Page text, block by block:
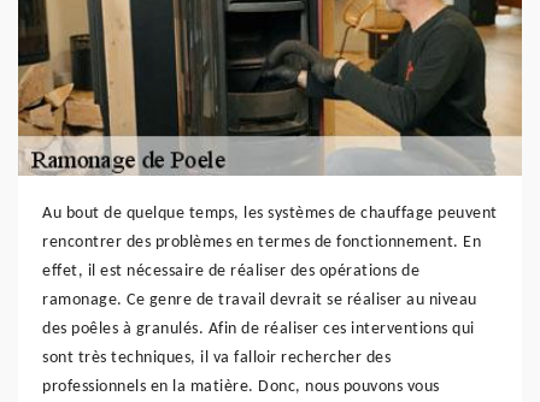
Au bout de quelque temps, les systèmes de chauffage peuvent
rencontrer des problèmes en termes de fonctionnement. En
effet, il est nécessaire de réaliser des opérations de
ramonage. Ce genre de travail devrait se réaliser au niveau
des poêles à granulés. Afin de réaliser ces interventions qui
sont très techniques, il va falloir rechercher des
professionnels en la matière. Donc, nous pouvons vous